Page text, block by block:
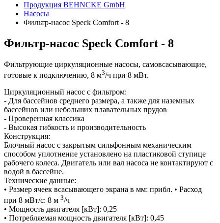
Продукция BEHNCKE GmbH
Насосы
Фильтр-насос Speck Comfort - 8
Фильтр-насос Speck Comfort - 8
Фильтрующие циркуляционные насосы, самовсасывающие,
готовые к подключению, 8 м3/ч при 8 мВт.
Циркуляционный насос с фильтром:
- Для бассейнов среднего размера, а также для наземных
бассейнов или небольших плавательных прудов
- Проверенная классика
- Высокая гибкость и производительность
Конструкция:
Блочный насос с закрытым сильфонным механическим
способом уплотнение установлено на пластиковой ступице
рабочего колеса. Двигатель или вал насоса не контактируют с
водой в бассейне.
Технические данные:
• Размер ячеек всасывающего экрана в мм: прибл. • Расход
при 8 мВт/с: 8 м 3/ч
• Мощность двигателя [кВт]: 0,25
• Потребляемая мощность двигателя [кВт]: 0,45